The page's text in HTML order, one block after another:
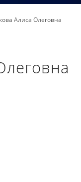
Алиса Олеговна